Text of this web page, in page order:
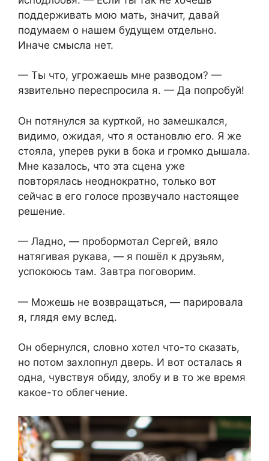
поддерживать мою мать, значит, давай
подумаем о нашем будущем отдельно.
Иначе смысла нет.
— Ты что, угрожаешь мне разводом? —
язвительно переспросила я. — Да попробуй!
Он потянулся за курткой, но замешкался,
видимо, ожидая, что я остановлю его. Я же
стояла, уперев руки в бока и громко дышала.
Мне казалось, что эта сцена уже
повторялась неоднократно, только вот
сейчас в его голосе прозвучало настоящее
решение.
— Ладно, — пробормотал Сергей, вяло
натягивая рукава, — я пошёл к друзьям,
успокоюсь там. Завтра поговорим.
— Можешь не возвращаться, — парировала
я, глядя ему вслед.
Он обернулся, словно хотел что-то сказать,
но потом захлопнул дверь. И вот осталась я
одна, чувствуя обиду, злобу и в то же время
какое-то облегчение.